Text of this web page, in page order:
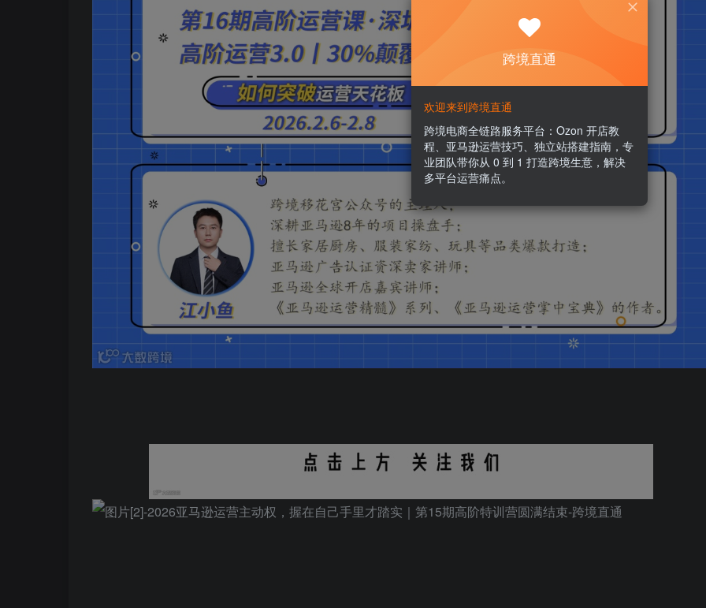
跨境直通
欢迎来到跨境直通
跨境电商全链路服务平台：Ozon 开店教
程、亚马逊运营技巧、独立站搭建指南，专
业团队带你从 0 到 1 打造跨境生意，解决
多平台运营痛点。